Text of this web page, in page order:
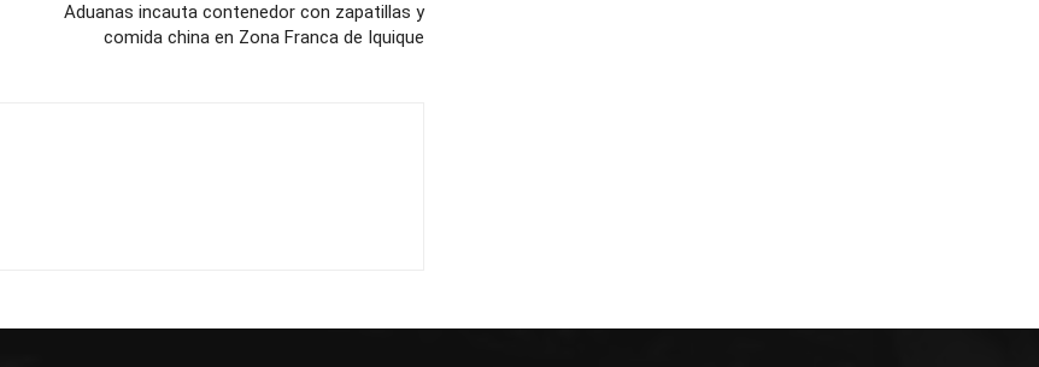
Aduanas incauta contenedor con zapatillas y
comida china en Zona Franca de Iquique